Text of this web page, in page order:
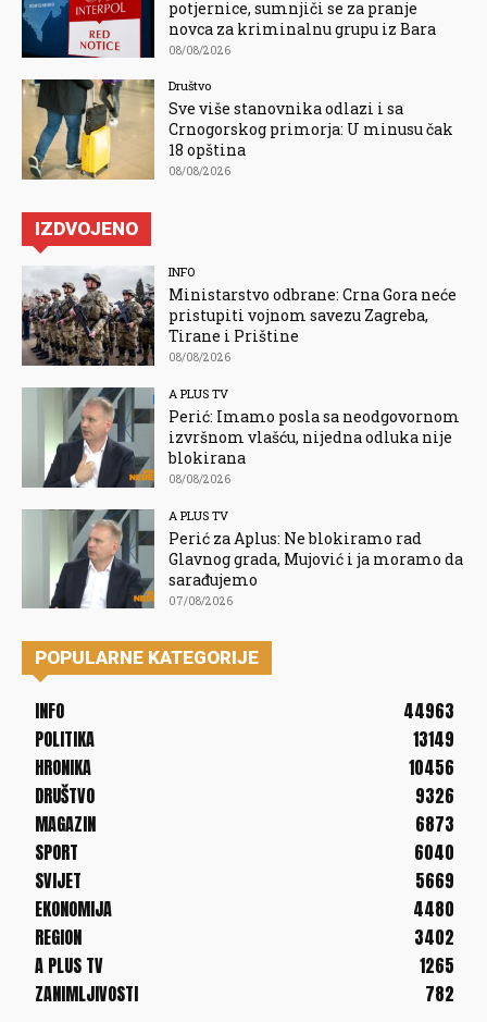
potjernice, sumnjiči se za pranje
novca za kriminalnu grupu iz Bara
08/08/2026
Društvo
Sve više stanovnika odlazi i sa
Crnogorskog primorja: U minusu čak
18 opština
08/08/2026
IZDVOJENO
INFO
Ministarstvo odbrane: Crna Gora neće
pristupiti vojnom savezu Zagreba,
Tirane i Prištine
08/08/2026
A PLUS TV
Perić: Imamo posla sa neodgovornom
izvršnom vlašću, nijedna odluka nije
blokirana
08/08/2026
A PLUS TV
Perić za Aplus: Ne blokiramo rad
Glavnog grada, Mujović i ja moramo da
sarađujemo
07/08/2026
POPULARNE KATEGORIJE
INFO
44963
POLITIKA
13149
HRONIKA
10456
DRUŠTVO
9326
MAGAZIN
6873
SPORT
6040
SVIJET
5669
EKONOMIJA
4480
REGION
3402
A PLUS TV
1265
ZANIMLJIVOSTI
782